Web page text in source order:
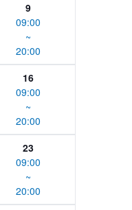
9
09:00
~
20:00
16
09:00
~
20:00
23
09:00
~
20:00